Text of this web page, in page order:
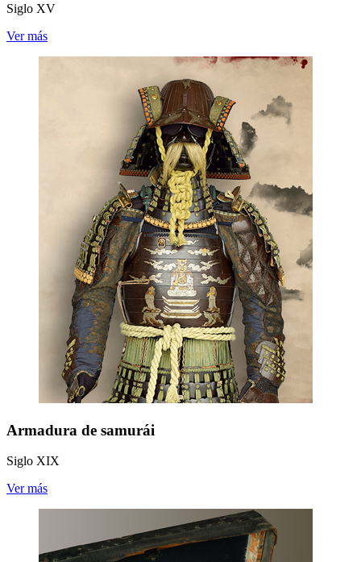
Siglo XV
Ver más
Armadura de samurái
Siglo XIX
Ver más